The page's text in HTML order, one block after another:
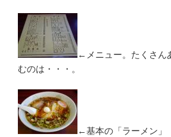
←メニュー。たくさん
むのは・・・。
←基本の「ラーメン」